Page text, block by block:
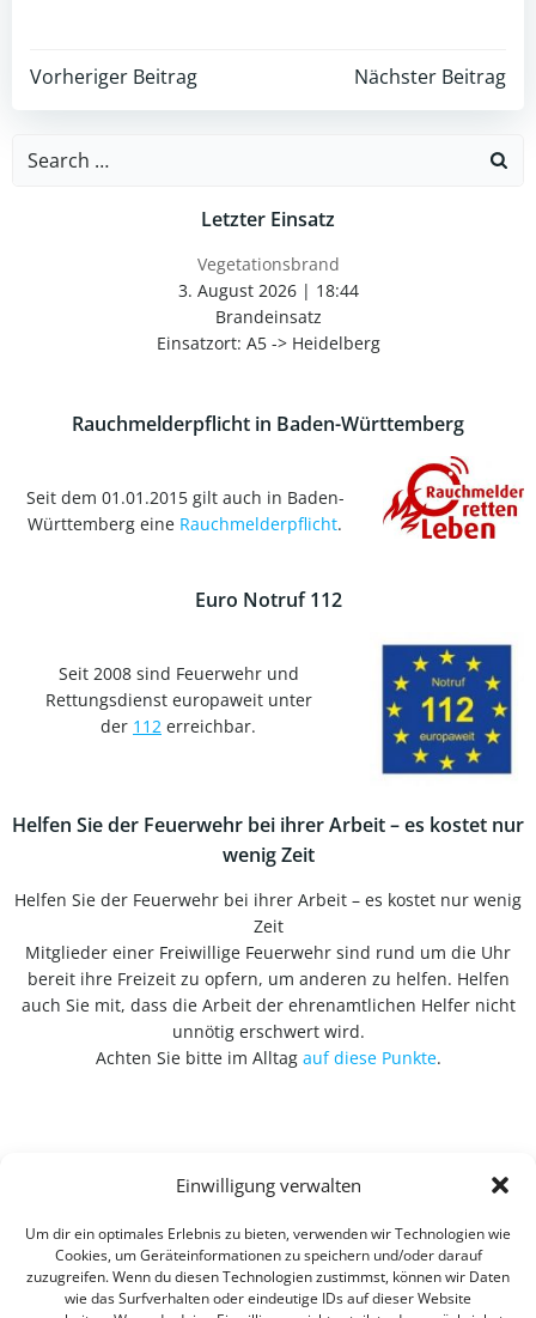
Einwilligung verwalten
Um dir ein optimales Erlebnis zu bieten, verwenden wir Technologien wie
Cookies, um Geräteinformationen zu speichern und/oder darauf
zuzugreifen. Wenn du diesen Technologien zustimmst, können wir Daten
wie das Surfverhalten oder eindeutige IDs auf dieser Website
Post
navigation
Vorheriger Beitrag
Post
navigation
Nächster Beitrag
Search
Letzter Einsatz
Vegetationsbrand
3. August 2026| 18:44
Brandeinsatz
Einsatzort: A5 -> Heidelberg
Rauchmelderpflicht in Baden-Württemberg
Seit dem 01.01.2015 gilt auch in Baden-
Württemberg eine Rauchmelderpflicht.
Euro Notruf 112
Seit 2008 sind Feuerwehr und
Rettungsdienst europaweit unter
der 112 erreichbar.
Helfen Sie der Feuerwehr bei ihrer Arbeit – es kostet nur
wenig Zeit
Helfen Sie der Feuerwehr bei ihrer Arbeit – es kostet nur wenig
Zeit
Mitglieder einer Freiwillige Feuerwehr sind rund um die Uhr
bereit ihre Freizeit zu opfern, um anderen zu helfen. Helfen
auch Sie mit, dass die Arbeit der ehrenamtlichen Helfer nicht
unnötig erschwert wird.
Achten Sie bitte im Alltag auf diese Punkte.